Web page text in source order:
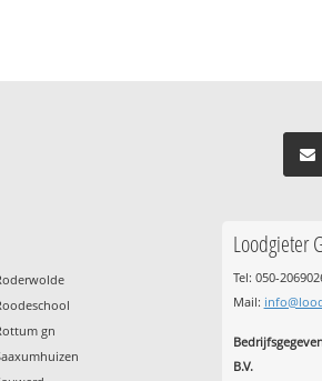
gn
Loodgieter
Tel: 050-
Mail:
B.V.